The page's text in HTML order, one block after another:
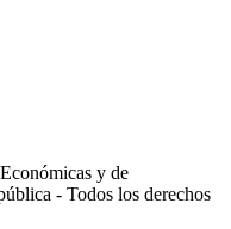
y de
- Todos los derechos